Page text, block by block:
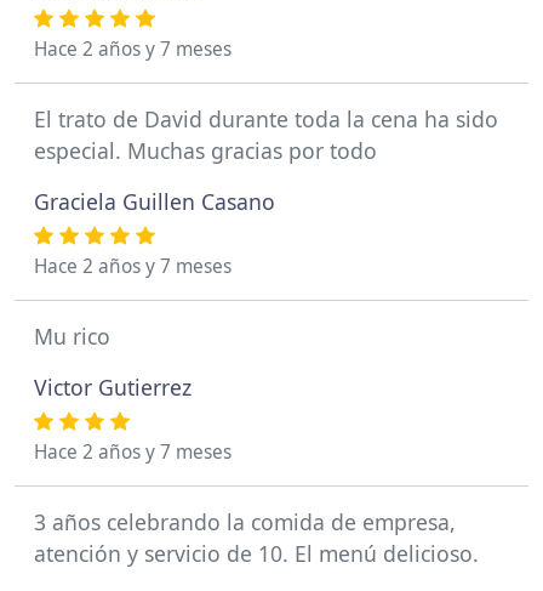
Hace 2 años y 7 meses
El trato de David durante toda la cena ha sido
especial. Muchas gracias por todo
Graciela Guillen Casano
Hace 2 años y 7 meses
Mu rico
Victor Gutierrez
Hace 2 años y 7 meses
3 años celebrando la comida de empresa,
atención y servicio de 10. El menú delicioso.